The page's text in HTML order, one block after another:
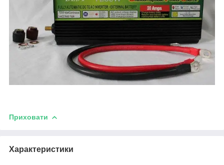
Приховати
Характеристики